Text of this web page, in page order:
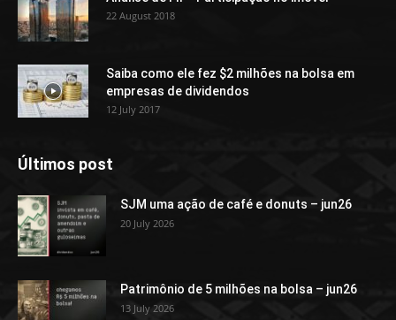
22 August 2018
Saiba como ele fez $2 milhões na bolsa em
empresas de dividendos
12 July 2017
Últimos post
SJM uma ação de café e donuts – jun26
20 July 2026
Patrimônio de 5 milhões na bolsa – jun26
13 July 2026